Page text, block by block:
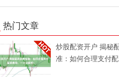
热门文章
炒股配资开户 揭秘
准：如何合理支付